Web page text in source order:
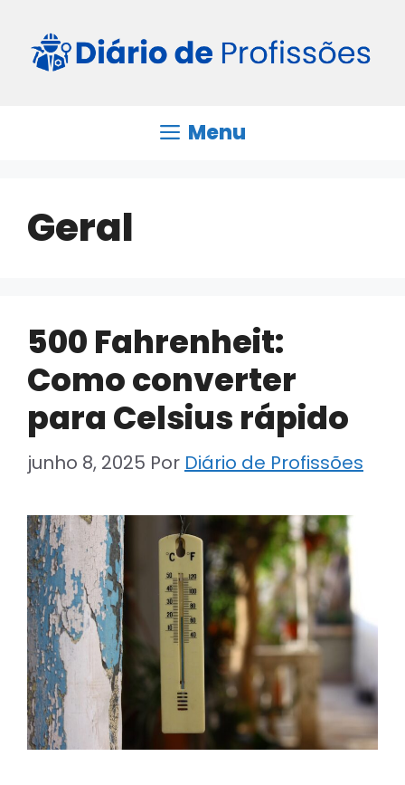
para
Menu
Geral
500 Fahrenheit:
Como converter
para Celsius rápido
junho 8, 2025 Por Diário de Profissões